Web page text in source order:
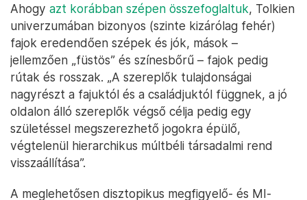
Ahogy azt korábban szépen összefoglaltuk, Tolkien
univerzumában bizonyos (szinte kizárólag fehér)
fajok eredendően szépek és jók, mások –
jellemzően „füstös” és színesbőrű – fajok pedig
rútak és rosszak. „A szereplők tulajdonságai
nagyrészt a fajuktól és a családjuktól függnek, a jó
oldalon álló szereplők végső célja pedig egy
születéssel megszerezhető jogokra épülő,
végtelenül hierarchikus múltbéli társadalmi rend
visszaállítása”.
A meglehetősen disztopikus megfigyelő- és MI-